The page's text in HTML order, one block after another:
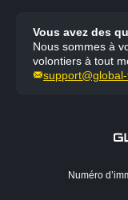
Vous avez des
Nous sommes à
volontiers à tout
Numéro